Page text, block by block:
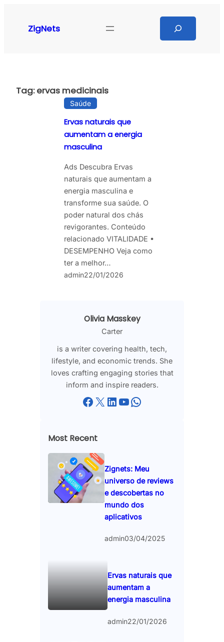
ZigNets
Tag:ervas medicinais
Saúde
Ervas naturais que
aumentam a energia
masculina
Ads Descubra Ervas
naturais que aumentam a
energia masculina e
transforme sua saúde. O
poder natural dos chás
revigorantes. Conteúdo
relacionado VITALIDADE •
DESEMPENHO Veja como
ter a melhor…
admin22/01/2026
Olivia Masskey
Carter
is a writer covering health, tech,
lifestyle, and economic trends. She
loves crafting engaging stories that
inform and inspire readers.
Facebook X LinkedIn YouTube WhatsApp
Most Recent
Zignets: Meu
universo de reviews
e descobertas no
mundo dos
aplicativos
admin03/04/2025
Ervas naturais que
aumentam a
energia masculina
admin22/01/2026